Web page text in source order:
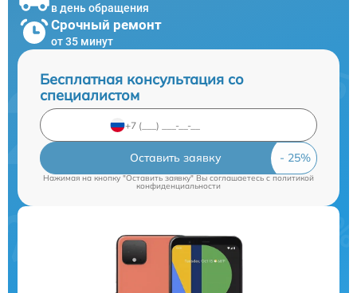
в день обращения
Срочный ремонт
от 35 минут
Бесплатная консультация со
специалистом
Оставить заявку
Нажимая на кнопку "Оставить заявку" Вы соглашаетесь c политикой
конфиденциальности